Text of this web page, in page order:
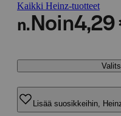
Kaikki Heinz-tuotteet
n. Noin4,29
Lisää suosikkeihin,